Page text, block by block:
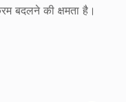
बदलने की क्षमता है।